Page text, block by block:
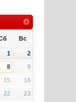
Вс
1
2
8
9
15
16
22
23